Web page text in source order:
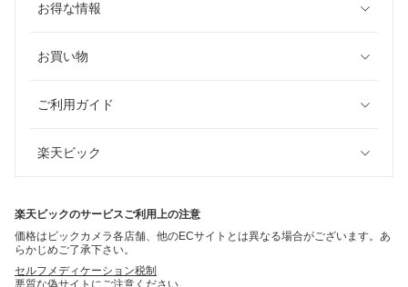
お得な情報
お買い物
ご利用ガイド
楽天ビック
楽天ビックのサービスご利用上の注意
価格はビックカメラ各店舗、他のECサイトとは異なる場合がございます。あ
らかじめご了承下さい。
セルフメディケーション税制